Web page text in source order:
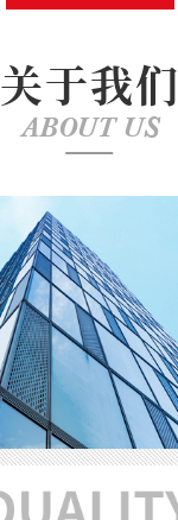
关于我们
ABOUT US